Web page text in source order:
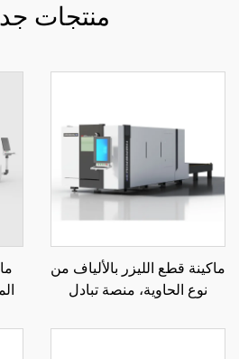
منتجات
ماكينة قطع الليزر بالألياف من
نوع الحاوية، منصة تبادل